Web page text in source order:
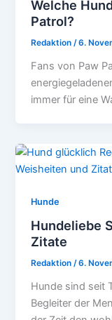
Welche
Patrol?
Redaktion /6.
Fans von Paw
immer für eine
Hunde
Hundeliebe
Zitate
Redaktion/6.
Hunde sind seit
Begleiter der